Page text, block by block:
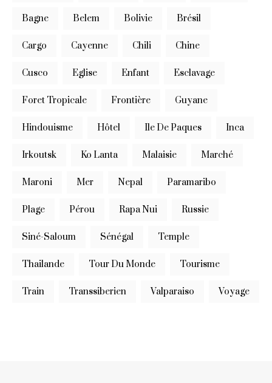
Bagne Belem Bolivie Brésil
Cargo Cayenne Chili Chine
Cusco Eglise Enfant Esclavage
Foret Tropicale Frontière Guyane
Hindouisme Hôtel Ile De Paques Inca
Irkoutsk Ko Lanta Malaisie Marché
Maroni Mer Nepal Paramaribo
Plage Pérou Rapa Nui Russie
Siné-Saloum Sénégal Temple
Thailande Tour Du Monde Tourisme
Train Transsiberien Valparaiso Voyage